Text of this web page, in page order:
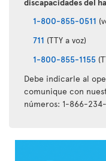
1-800-855-0511
711 (TTY a voz)
1-800-855-1155
Debe indicarle al
comunique con
números: 1-866-